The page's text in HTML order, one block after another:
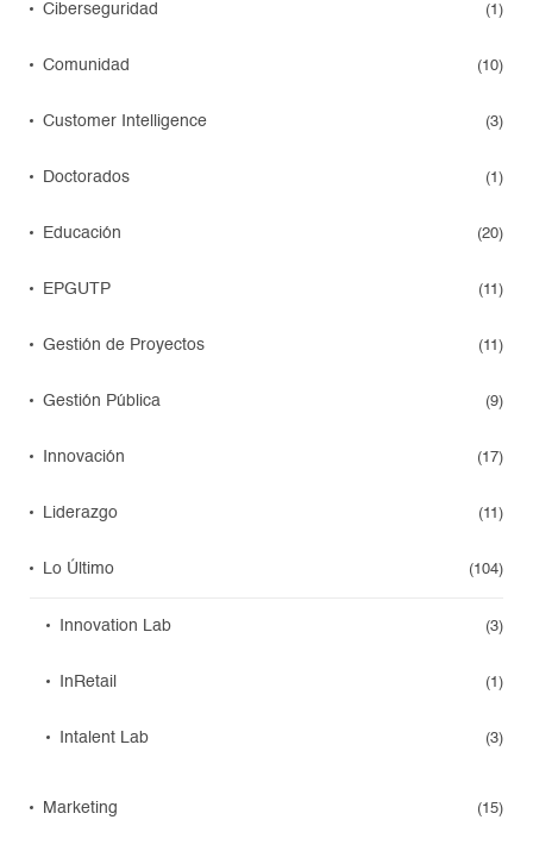
Ciberseguridad (1)
Comunidad (10)
Customer Intelligence (3)
Doctorados (1)
Educación (20)
EPGUTP (11)
Gestión de Proyectos (11)
Gestión Pública (9)
Innovación (17)
Liderazgo (11)
Lo Último (104)
Innovation Lab (3)
InRetail (1)
Intalent Lab (3)
Marketing (15)